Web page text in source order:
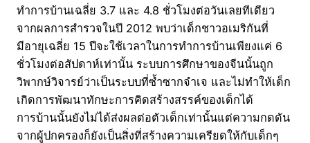
ทำการบ้านเฉลี่ย 3.7 และ 4.8 ชั่วโมงต่อวันเลยทีเดียว
จากผลการสำรวจในปี 2012 พบว่าเด็กชาวอเมริกันที่
มีอายุเฉลี่ย 15 ปีจะใช้เวลาในการทำการบ้านเพียงแค่ 6
ชั่วโมงต่อสัปดาห์เท่านั้น ระบบการศึกษาของจีนนั้นถูก
วิพากษ์วิจารย์ว่าเป็นระบบที่ซ้ำซากจำเจ และไม่ทำให้เด็ก
เกิดการพัฒนาทักษะการคิดสร้างสรรค์ของเด็กได้
การบ้านนั้นยังไม่ได้ส่งผลต่อตัวเด็กเท่านั้นแต่ความกดดัน
จากผู้ปกครองก็ยังเป็นสิ่งที่สร้างความเครียดให้กับเด็กๆ